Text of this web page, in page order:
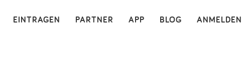
ANMELDEN
BLOG
APP
PARTNER
EINTRAGEN ×